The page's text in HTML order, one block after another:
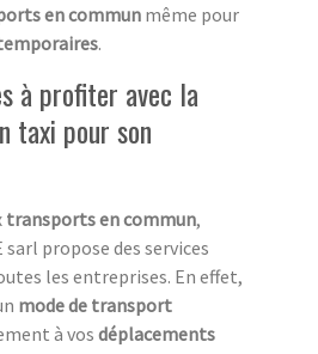
en commun même pour
.
à profiter avec la
taxi pour son
transports en commun,
sarl propose des services
les entreprises. En effet,
mode de transport
à vosdéplacements